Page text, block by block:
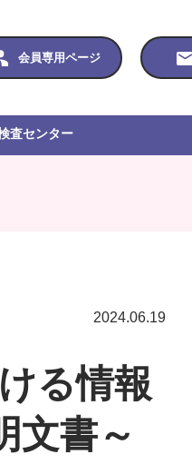
会員専用ページ
査センター
2024.06.19
る情報
文書～